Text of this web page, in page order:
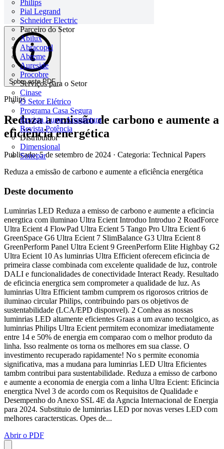
Philips
Pial Legrand
Schneider Electric
Parceiro do Setor
Abilux
Abracopel
Abreme
Aureside
Procobre
Serviços para o Setor
Cinase
O Setor Elétrico
Programa Casa Segura
Revista Lume Arquitetura
Revista Potência
Distribuidor
Dimensional
Sonepar
Sobre este PDF
Philips
Reduza a emissão de carbono e aumente a
eficiência energética
Publicado: 5 de setembro de 2024 · Categoria: Technical Papers
Reduza a emissão de carbono e aumente a eficiência energética
Deste documento
Luminrias LED Reduza a emisso de carbono e aumente a eficincia
energtica com iluminao Ultra Ecient Introduo Introduo 2 RoadForce
Ultra Ecient 4 FlowPad Ultra Ecient 5 Tango Pro Ultra Ecient 6
GreenSpace G6 Ultra Ecient 7 SlimBalance G3 Ultra Ecient 8
GreenPerform Panel Ultra Ecient 9 GreenPerform Elite Highbay G2
Ultra Ecient 10 As luminrias Ultra Efficient oferecem eficincia de
primeira classe combinada com excelente qualidade de luz, controle
DALI e funcionalidades de conectividade Interact Ready. Resultado
de eficincia energtica sem comprometer a qualidade de luz. As
luminrias Ultra Efficient tambm cumprem os rigorosos critrios de
iluminao circular Philips, contribuindo pars os objetivos de
sustentabilidade (LCA/EPD disponvel). 2 Conhea as nossas
luminrias LED altamente eficientes Graas a um avano tecnolgico, as
luminrias Philips Ultra Ecient permitem economizar imediatamente
entre 14 e 50% de energia em comparao com o melhor produto da
linha. Isso realmente os torna os melhores em sua classe. O
investimento recuperado rapidamente! No s permite economia
significativa, mas a mudana para luminrias LED Ultra Eficientes
tambm contribui para sustentabilidade. Reduza a emisso de carbono
e aumente a economia de energia com a linha Ultra Ecient: Eficincia
energtica Nvel 3 de acordo com os Requisitos de Qualidade e
Desempenho do Anexo SSL 4E da Agncia Internacional de Energia
para 2024. Substituio de luminrias LED por novas verses LED com
melhores caractersticas. Opes de...
Abrir o PDF